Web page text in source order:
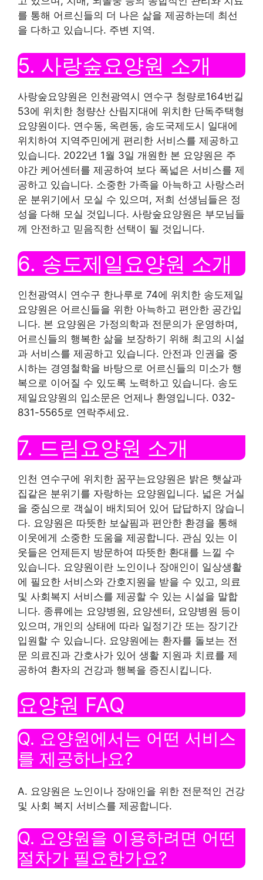
를 통해 어르신들의 더 나은 삶을 제공하는데 최선
을 다하고 있습니다. 주변 지역.
5. 사랑숲요양원 소개
사랑숲요양원은 인천광역시 연수구 청량로164번길
53에 위치한 청량산 산림지대에 위치한 단독주택형
요양원이다. 연수동, 옥련동, 송도국제도시 일대에
위치하여 지역주민에게 편리한 서비스를 제공하고
있습니다. 2022년 1월 3일 개원한 본 요양원은 주
야간 케어센터를 제공하여 보다 폭넓은 서비스를 제
공하고 있습니다. 소중한 가족을 아늑하고 사랑스러
운 분위기에서 모실 수 있으며, 저희 선생님들은 정
성을 다해 모실 것입니다. 사랑숲요양원은 부모님들
께 안전하고 믿음직한 선택이 될 것입니다.
6. 송도제일요양원 소개
인천광역시 연수구 한나루로 74에 위치한 송도제일
요양원은 어르신들을 위한 아늑하고 편안한 공간입
니다. 본 요양원은 가정의학과 전문의가 운영하며,
어르신들의 행복한 삶을 보장하기 위해 최고의 시설
과 서비스를 제공하고 있습니다. 안전과 인권을 중
시하는 경영철학을 바탕으로 어르신들의 미소가 행
복으로 이어질 수 있도록 노력하고 있습니다. 송도
제일요양원의 입소문은 언제나 환영입니다. 032-
831-5565로 연락주세요.
7. 드림요양원 소개
인천 연수구에 위치한 꿈꾸는요양원은 밝은 햇살과
집같은 분위기를 자랑하는 요양원입니다. 넓은 거실
을 중심으로 객실이 배치되어 있어 답답하지 않습니
다. 요양원은 따뜻한 보살핌과 편안한 환경을 통해
이웃에게 소중한 도움을 제공합니다. 관심 있는 이
웃들은 언제든지 방문하여 따뜻한 환대를 느낄 수
있습니다. 요양원이란 노인이나 장애인이 일상생활
에 필요한 서비스와 간호지원을 받을 수 있고, 의료
및 사회복지 서비스를 제공할 수 있는 시설을 말합
니다. 종류에는 요양병원, 요양센터, 요양병원 등이
있으며, 개인의 상태에 따라 일정기간 또는 장기간
입원할 수 있습니다. 요양원에는 환자를 돌보는 전
문 의료진과 간호사가 있어 생활 지원과 치료를 제
공하여 환자의 건강과 행복을 증진시킵니다.
요양원 FAQ
Q. 요양원에서는 어떤 서비스
를 제공하나요?
A. 요양원은 노인이나 장애인을 위한 전문적인 건강
및 사회 복지 서비스를 제공합니다.
Q. 요양원을 이용하려면 어떤
절차가 필요한가요?